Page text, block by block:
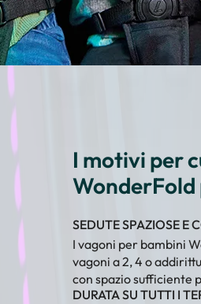
I motivi per
SEDUTE SPAZIOSE E
I vagoni per bambini
vagoni a 2, 4 o
con spazio sufficiente
DURATA SU TUTTI I